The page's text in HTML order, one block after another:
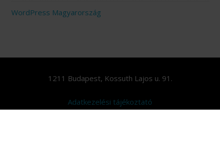
WordPress Magyarország
1211 Budapest, Kossuth Lajos u. 91.
Adatkezelési tájékoztató